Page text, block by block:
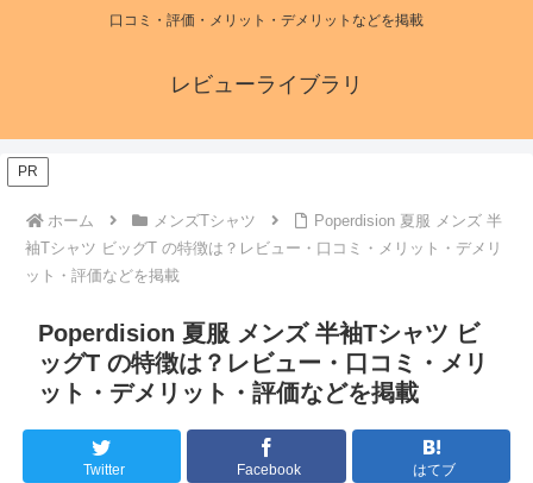
口コミ・評価・メリット・デメリットなどを掲載
レビューライブラリ
ホーム メンズTシャツ
Poperdision 夏服 メンズ 半
袖Tシャツ ビッグT の特徴は？レビュー・口コミ・メリット・デメリ
ット・評価などを掲載
PR
Poperdision 夏服 メンズ 半袖Tシャツ ビ
ッグT の特徴は？レビュー・口コミ・メリ
ット・デメリット・評価などを掲載
Twitter Facebook はてブ